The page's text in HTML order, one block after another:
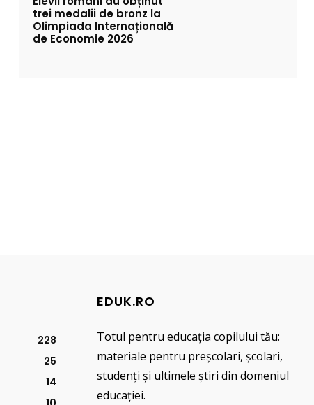
trei medalii de bronz la
Olimpiada Internațională
de Economie 2026
228
25
14
EDUK.RO
Totul pentru educația copilului tău:
materiale pentru preșcolari, școlari,
studenți și ultimele știri din domeniul
educației.